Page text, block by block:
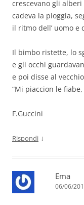
crescevano gli
cadeva la pioggia,
il ritmo dell’ uomo e
Il bimbo ristette, lo
e gli occhi
e poi disse al
“Mi piaccion le
F.Guccini
Rispondi ↓
Ema
06/06/